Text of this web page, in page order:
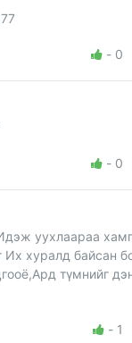
- 0
- 0
уухлаараа
хуралд байсан
түмнийг
- 1